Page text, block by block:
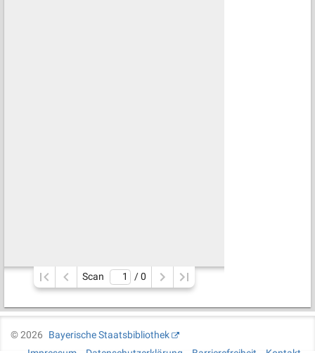
Scan / 0
©2026
Bayerische Staatsbibliothek